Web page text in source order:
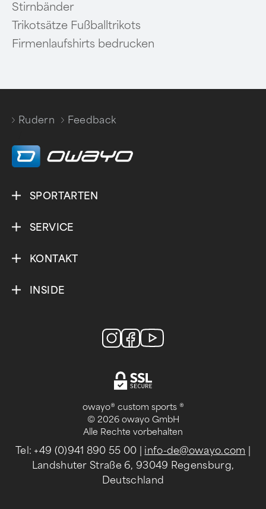
Stirnbänder
Trikotsätze Fußballtrikots
Firmenlaufshirts bedrucken
Rudern
Feedback
SPORTARTEN
SERVICE
KONTAKT
INSIDE
owayo® custom sports ®
© 2026 owayo GmbH
Alle Rechte vorbehalten
Tel: +49 (0)941 890 55 00 info-de@owayo.com
Landshuter Straße 6, 93049 Regensburg,
Deutschland